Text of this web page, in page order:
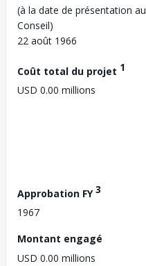
(à la date de présentation au
Conseil)
22 août 1966
Coût total du projet 1
USD 0.00 millions
Approbation FY3
1967
Montant engagé
USD 0.00 millions